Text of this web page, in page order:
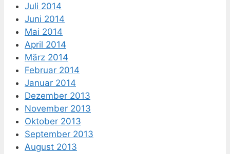
Juli 2014
Juni 2014
Mai 2014
April 2014
März 2014
Februar 2014
Januar 2014
Dezember 2013
November 2013
Oktober 2013
September 2013
August 2013